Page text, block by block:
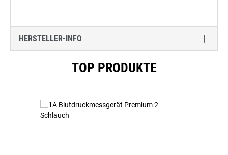
HERSTELLER-INFO
TOP PRODUKTE